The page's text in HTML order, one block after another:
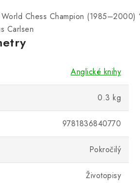
Chess Champion (1985–2000)
Carlsen
Anglické knihy
0.3 kg
9781836840770
Pokročilý
Životopisy